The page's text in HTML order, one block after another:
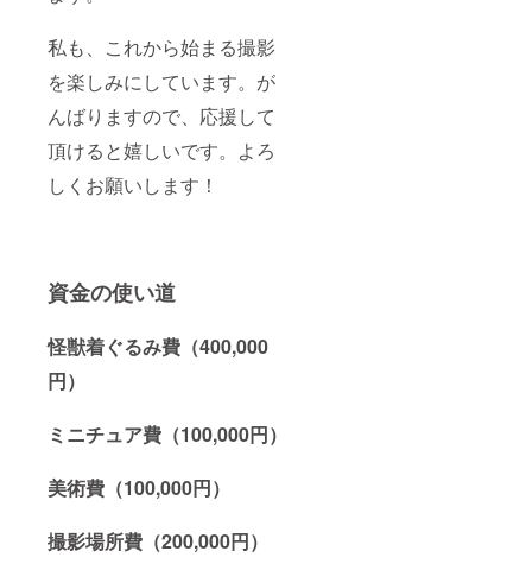
私も、これから始まる撮影
を楽しみにしています。が
んばりますので、応援して
頂けると嬉しいです。よろ
しくお願いします！
資金の使い道
怪獣着ぐるみ費（400,000
円）
ミニチュア費（100,000円）
美術費（100,000円）
撮影場所費（200,000円）